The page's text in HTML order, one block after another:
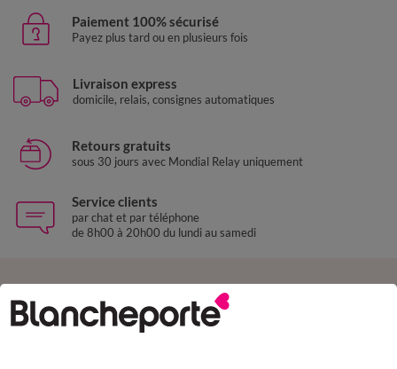
Paiement 100% sécurisé
Payez plus tard ou en plusieurs fois
Livraison express
domicile, relais, consignes automatiques
Retours gratuits
sous 30 jours avec Mondial Relay uniquement
Service clients
par chat et par téléphone
de 8h00 à 20h00 du lundi au samedi
11€ Offerts
en vous inscrivant à la newsletter